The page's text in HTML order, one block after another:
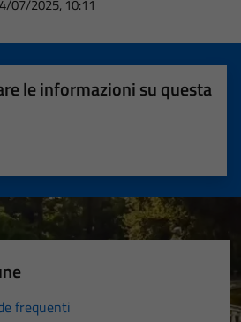
07/2025, 10:11
le informazioni su questa
5 stelle su 5
su 5
su 5
frequenti